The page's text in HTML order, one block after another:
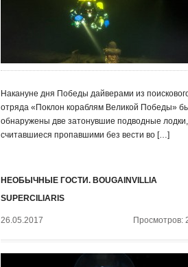
Накануне дня Победы дайверами из
отряда «Поклон кораблям Великой Победы»
обнаружены две затонувшие подводные лодки,
считавшиеся пропавшими без вести во […]
НЕОБЫЧНЫЕ ГОСТИ. BOUGAINVILLIA
SUPERCILIARIS
26.05.2017 Просмотров: